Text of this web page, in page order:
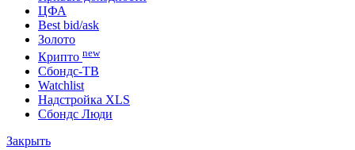
Портфель
Консенсусы
Поиск облигаций (ИИ)
Кривые доходности
ЦФА
Best bid/ask
Золото
Крипто new
Watchlist